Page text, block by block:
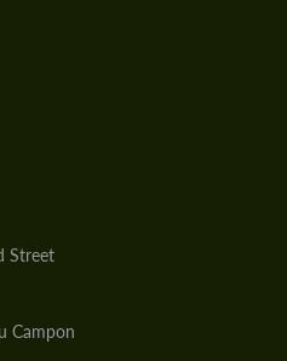
Street
Campon